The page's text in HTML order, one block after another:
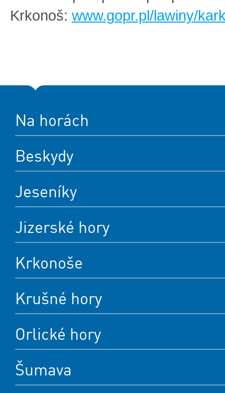
Krkonoš: www.gopr.pl/lawiny/
Na horách
Beskydy
Jeseníky
Jizerské hory
Krkonoše
Krušné hory
Orlické hory
Šumava